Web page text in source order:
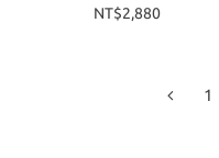
面穿 貼布字 棒球外套 綠
NT$2,880
1